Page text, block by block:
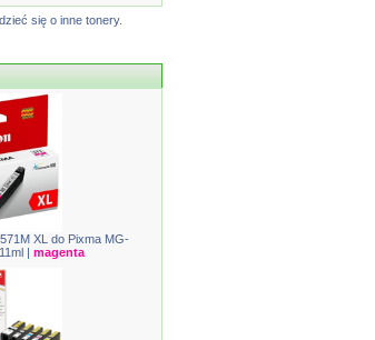
się o inne tonery.
XL do Pixma MG-
| magenta